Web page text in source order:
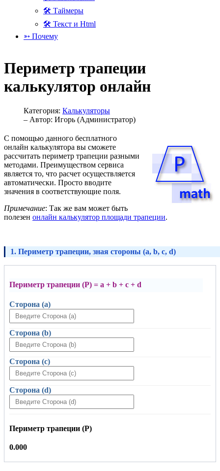
🛠 Таймеры
🛠 Текст и Html
➳ Почему
Периметр трапеции
калькулятор онлайн
Категория: Калькуляторы
– Автор: Игорь (Администратор)
С помощью данного бесплатного
онлайн калькулятора вы сможете
рассчитать периметр трапеции разными
методами. Преимуществом сервиса
является то, что расчет осуществляется
автоматически. Просто вводите
значения в соответствующие поля.
Примечание: Так же вам может быть
полезен онлайн калькулятор площади трапеции.
1. Периметр трапеции, зная стороны (a, b, c, d)
Периметр трапеции (P) = a + b + c + d
Сторона (a)
Сторона (b)
Сторона (c)
Сторона (d)
Периметр трапеции (P)
0.000